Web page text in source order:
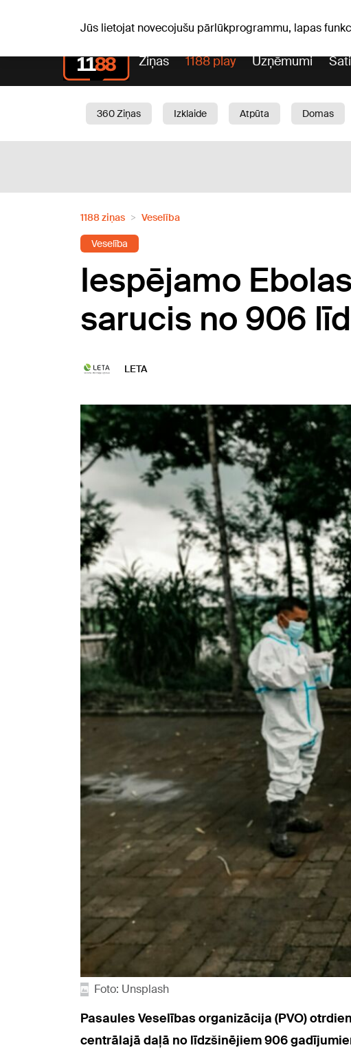
Jūs lietojat novecojušu pārlūkprogrammu, lapas
Ziņas 1188 play Uzņēmumi
360 Ziņas Izklaide Atpūta Domas
1188 ziņas Veselība
Veselība
Iespējamo
sarucis no 906
LETA
Foto: Unsplash
Pasaules Veselības organizācija (PVO)
centrālajā daļā no līdzšinējiem 906